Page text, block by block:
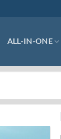
ALL-IN-ONE